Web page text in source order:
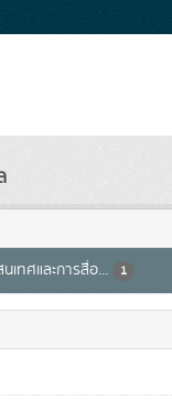
เทศและการสื่อ... 1